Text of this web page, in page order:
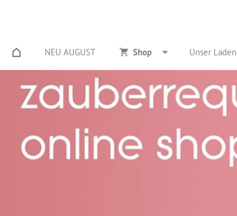
NEU AUGUST Shop Unser Laden